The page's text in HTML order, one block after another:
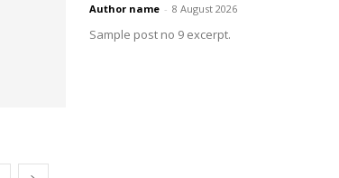
Author name - 8 August 2026
Sample post no 9 excerpt.